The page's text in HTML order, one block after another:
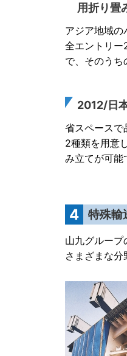
用折り畳
アジア地域の
全エントリ
で、そのうち
2012/日
省スペースで
2種類を用意
み立てが可能
4 特殊輸
山九グルー
さまざまな分